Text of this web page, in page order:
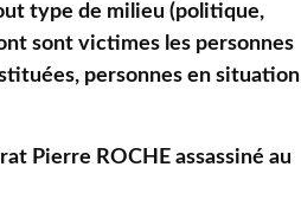
type de milieu (politique,
sont victimes les personnes
personnes en situation
Pierre ROCHE assassiné au